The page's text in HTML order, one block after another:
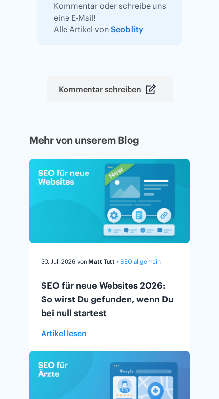
Kommentar oder schreibe uns
eine E-Mail!
Alle Artikel von Seobility
Kommentar schreiben
Mehr von unserem Blog
30. Juli 2026 von Matt Tutt • SEO allgemein
SEO für neue Websites 2026:
So wirst Du gefunden, wenn Du
bei null startest
Artikel lesen